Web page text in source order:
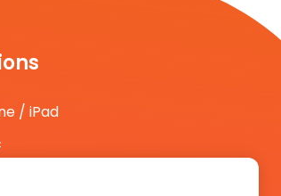
/ iPad